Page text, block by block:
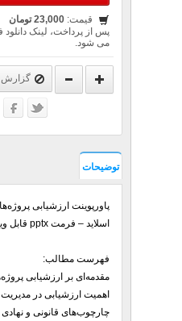
قیمت: 23,000 تومان
پس از پرداخت، لینک
می شود.
گزارش
توضیحات
اسلاید – فرمت pptx قابل ویرایش
فهرست مطالب:
مقدمه‌ای بر ارزشیابی
اهمیت ارزشیابی در
چارچوب‌های قانونی و نهادی